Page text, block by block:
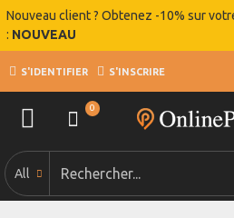
Nouveau client ? Obtenez -10% sur
: NOUVEAU
S'IDENTIFIER S'INSCRIRE
0
All